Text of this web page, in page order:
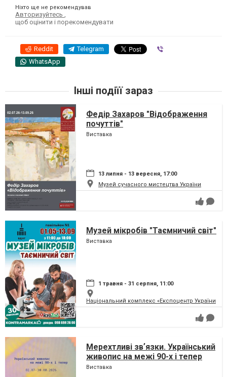
Ніхто ще не рекомендував
Авторизуйтесь
щоб оцінити і порекомендувати
Reddit Telegram
WhatsApp
Інші подіїї зараз
Федір Захаров "Відображення
почуттів"
Виставка
13 липня - 13 вересня, 17:00
Музей сучасного мистецтва України
Музей мікробів "Таємничий світ"
Виставка
1 травня - 31 серпня, 11:00
Національний комплекс «Експоцентр України»
Мерехтливі звʼязки. Український
живопис на межі 90-х і тепер
Виставка